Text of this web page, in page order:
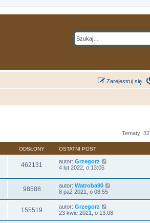
Zarejestruj się
Tematy: 32
ODSŁONY OSTATNI POST
462131 autor: Grzegorz
4 lut 2022, o 13:05
98588 autor: Watroba90
8 paź 2021, o 08:55
155519 autor: Grzegorz
23 kwie 2021, o 13:08